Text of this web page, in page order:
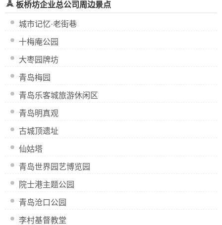
板桥坊企业总公司周边景点
城市记忆·老街巷
十梅庵公园
大枣园牌坊
青岛梅园
青岛乐客城旅游休闲区
青岛明真观
古城顶遗址
仙姑塔
青岛世界园艺博览园
院士港主题公园
青岛沧口公园
李村基督教堂